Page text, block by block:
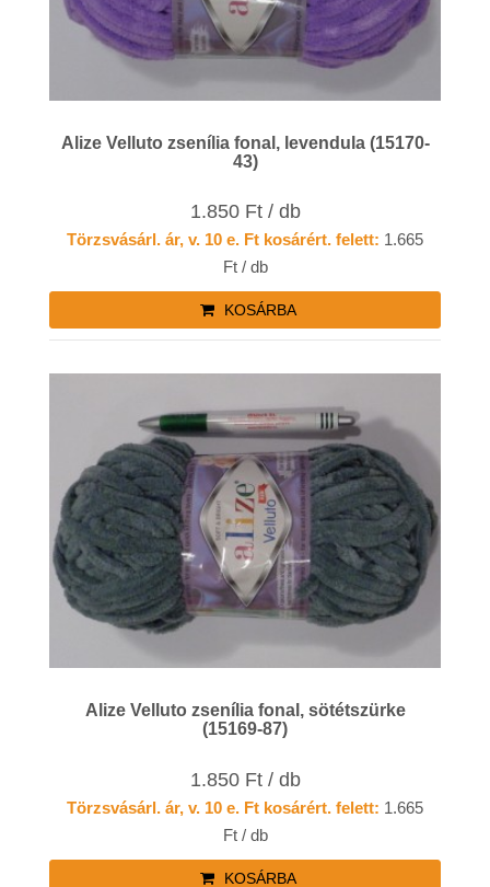
Alize Velluto zsenília fonal, levendula (15170-
43)
1.850 Ft / db
Törzsvásárl. ár, v. 10 e. Ft kosárért. felett: 1.665
Ft / db
KOSÁRBA
Alize Velluto zsenília fonal, sötétszürke
(15169-87)
1.850 Ft / db
Törzsvásárl. ár, v. 10 e. Ft kosárért. felett: 1.665
Ft / db
KOSÁRBA